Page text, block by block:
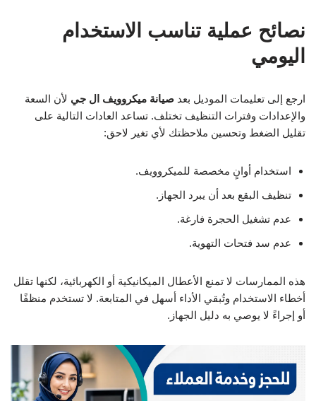
نصائح عملية تناسب الاستخدام
اليومي
ارجع إلى تعليمات الموديل بعد صيانة ميكروويف ال جي لأن السعة
والإعدادات وفترات التنظيف تختلف. تساعد العادات التالية على
تقليل الضغط وتحسين ملاحظتك لأي تغير لاحق:
استخدام أوانٍ مخصصة للميكروويف.
تنظيف البقع بعد أن يبرد الجهاز.
عدم تشغيل الحجرة فارغة.
عدم سد فتحات التهوية.
هذه الممارسات لا تمنع الأعطال الميكانيكية أو الكهربائية، لكنها تقلل
أخطاء الاستخدام وتُبقي الأداء أسهل في المتابعة. لا تستخدم منظفًا
أو إجراءً لا يوصي به دليل الجهاز.